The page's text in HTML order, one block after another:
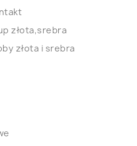
złota,srebra
złota i srebra